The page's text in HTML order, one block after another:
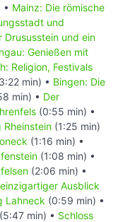
• Mainz: Die römische
und
Drususstein und ein
Genießen mit
Religion, Festivals
min) • Bingen: Die
min) • Der
(0:55 min) •
Rheinstein (1:25 min)
(1:16 min) •
(1:08 min) •
(2:06 min) •
Ausblick
Lahneck (0:59 min) •
(5:47 min) • Schloss